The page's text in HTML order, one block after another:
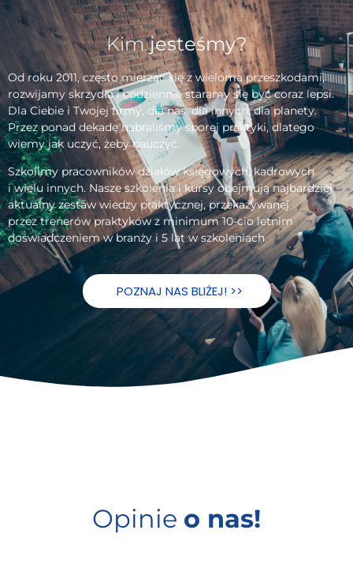
Kimjesteśmy?
Od roku 2011, często mierząc się z wieloma przeszkodami,
rozwijamy skrzydła i codziennie staramy się być coraz lepsi.
Dla Ciebie i Twojej firmy, dla nas, dla innych, dla planety.
Przez ponad dekadę nabraliśmy sporej praktyki, dlatego
wiemy jak uczyć, żeby nauczyć.
Szkolimy pracowników działów księgowych, kadrowych
i wielu innych. Nasze szkolenia i kursy obejmują najbardziej
aktualny zestaw wiedzy praktycznej, przekazywanej
przez trenerów praktyków z minimum 10-cio letnim
doświadczeniem w branży i 5 lat w szkoleniach.
POZNAJ NAS BLIŻEJ! >>
Opinie o nas!